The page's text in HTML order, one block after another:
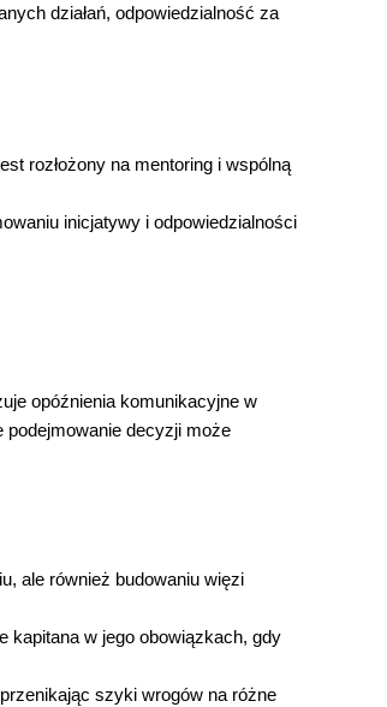
działań, odpowiedzialność za
rozłożony na mentoring i wspólną
inicjatywy i odpowiedzialności
opóźnienia komunikacyjne w
decyzji może
ale również budowaniu więzi
kapitana w jego obowiązkach, gdy
szyki wrogów na różne